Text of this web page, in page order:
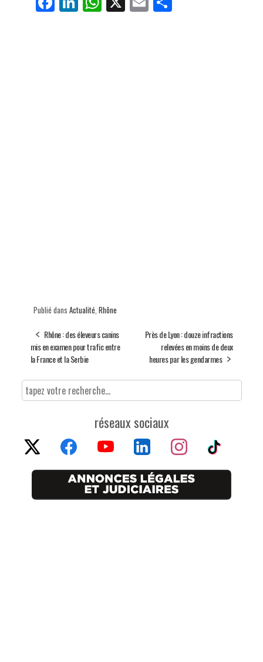
ce nk ha m
Publié dans Actualité, Rhône
Rhône : des éleveurs canins
mis en examen pour trafic entre
la France et la Serbie
Près de Lyon : douze infractions
relevées en moins de deux
heures par les gendarmes
réseaux sociaux